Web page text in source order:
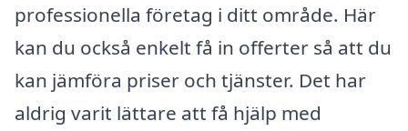
professionella företag i ditt område. Här
kan du också enkelt få in offerter så att du
kan jämföra priser och tjänster. Det har
aldrig varit lättare att få hjälp med